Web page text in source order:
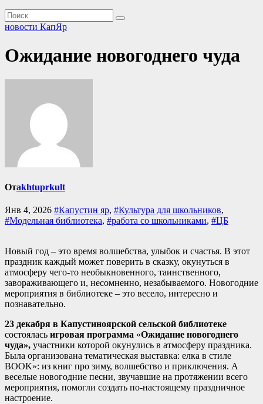
новости КапЯр
Ожидание новогоднего чуда
Отakhtuprkult
Янв 4, 2026 #Капустин яр, #Культура для школьников,
#Модельная библиотека, #работа со школьниками, #ЦБ
Новый год – это время волшебства, улыбок и счастья. В этот
праздник каждый может поверить в сказку, окунуться в
атмосферу чего-то необыкновенного, таинственного,
завораживающего и, несомненно, незабываемого. Новогодние
мероприятия в библиотеке – это весело, интересно и
познавательно.
23 декабря в Капустиноярской сельской библиотеке
состоялась игровая программа «Ожидание новогоднего
чуда», участники которой окунулись в атмосферу праздника.
Была организована тематическая выставка: елка в стиле
BOOK»: из книг про зиму, волшебство и приключения. А
веселые новогодние песни, звучавшие на протяжении всего
мероприятия, помогли создать по-настоящему праздничное
настроение.